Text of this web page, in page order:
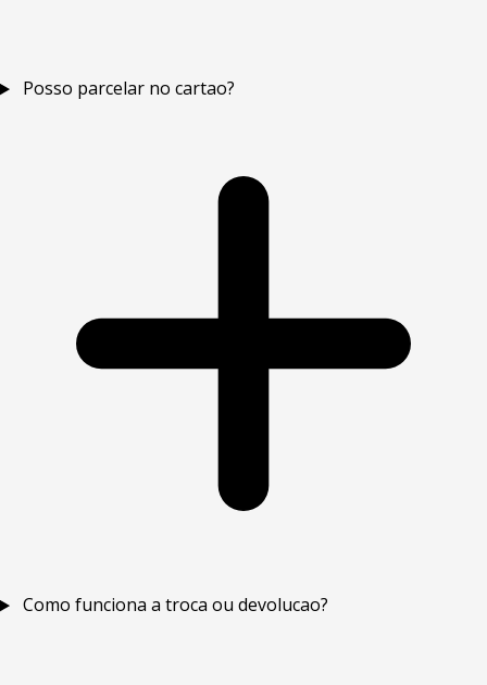
Posso parcelar no cartao?
Como funciona a troca ou devolucao?